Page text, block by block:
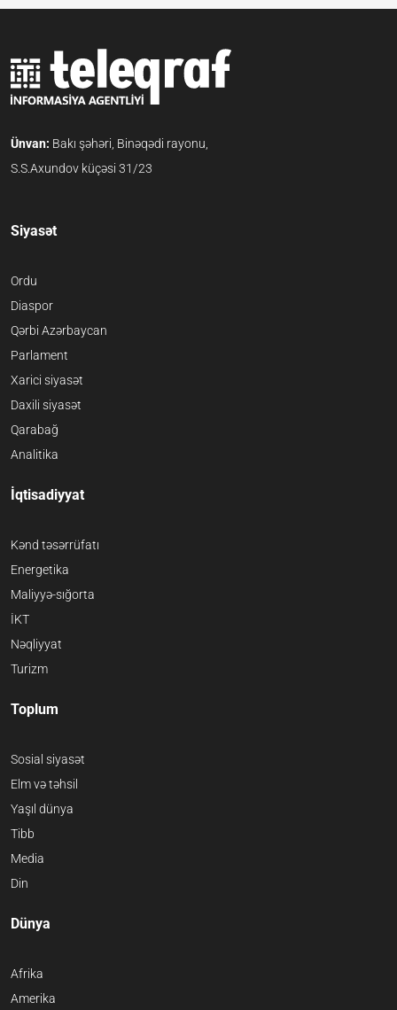
Ünvan: Bakı şəhəri, Binəqədi rayonu,
S.S.Axundov küçəsi 31/23
Siyasət
Ordu
Diaspor
Qərbi Azərbaycan
Parlament
Xarici siyasət
Daxili siyasət
Qarabağ
Analitika
İqtisadiyyat
Kənd təsərrüfatı
Energetika
Maliyyə-sığorta
İKT
Nəqliyyat
Turizm
Toplum
Sosial siyasət
Elm və təhsil
Yaşıl dünya
Tibb
Media
Din
Dünya
Afrika
Amerika